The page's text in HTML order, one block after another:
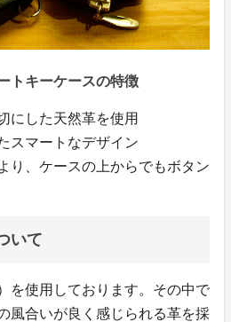
トキーケースの特徴
にした天然革を使用
スマートなデザイン
り、ケースの上からでもボタン
いて
を使用しております。その中で
風合いが良く感じられる革を採